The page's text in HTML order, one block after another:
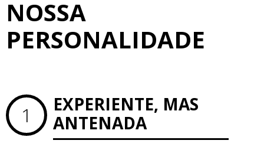
NOSSA
PERSONALIDADE
1
EXPERIENTE, MAS
ANTENADA